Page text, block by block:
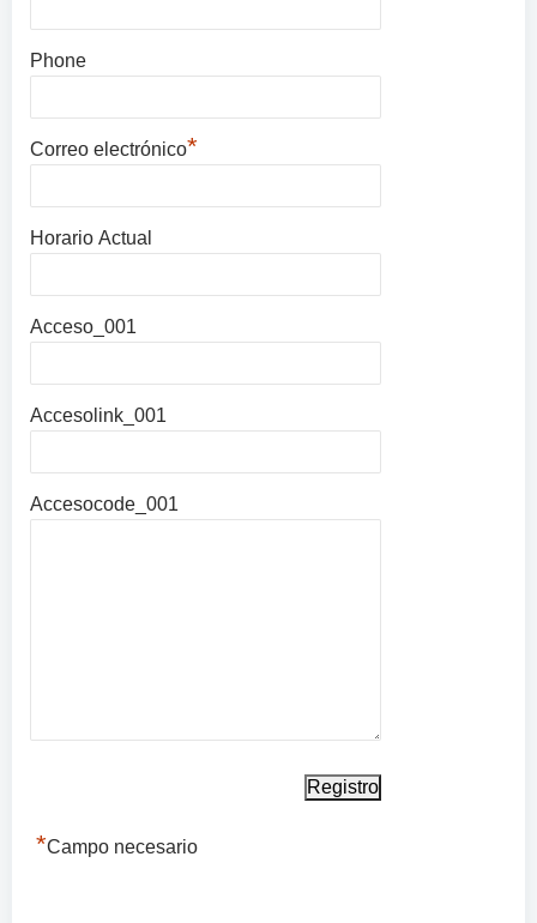
Phone
Correo electrónico*
Horario Actual
Acceso_001
Accesolink_001
Accesocode_001
*Campo necesario